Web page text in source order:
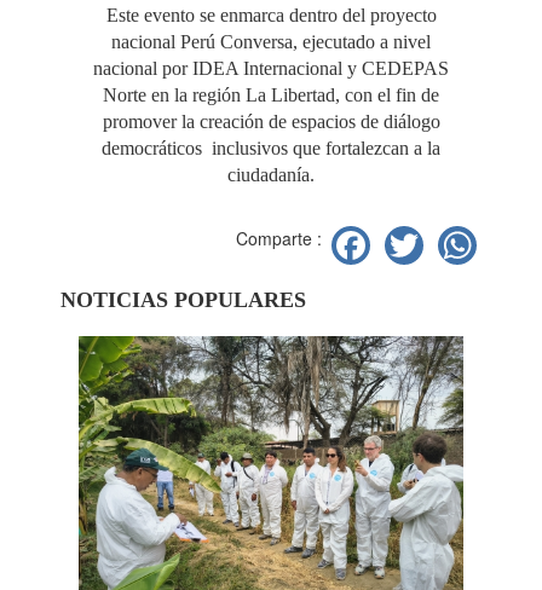
Este evento se enmarca dentro del proyecto
nacional Perú Conversa, ejecutado a nivel
nacional por IDEA Internacional y CEDEPAS
Norte en la región La Libertad, con el fin de
promover la creación de espacios de diálogo
democráticos inclusivos que fortalezcan a la
ciudadanía.
Comparte : Facebook
Twitter
NOTICIAS POPULARES